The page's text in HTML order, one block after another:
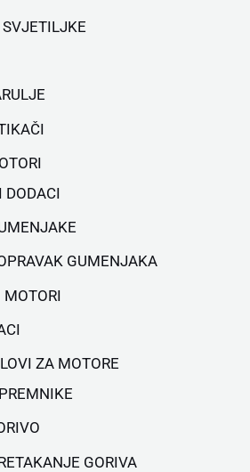
DODACI
GUMENJAKA
MOTORI
ZA MOTORE
GORIVA